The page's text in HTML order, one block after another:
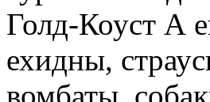
Голд-Коуст А
ехидны,
вомбаты,